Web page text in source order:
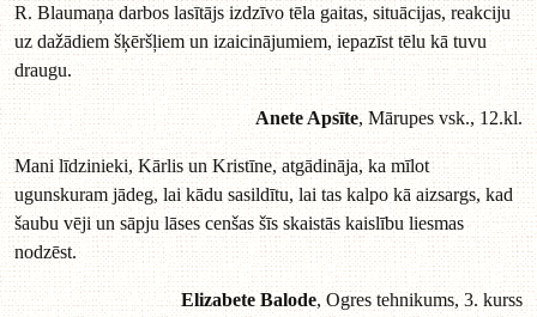
R. Blaumaņa darbos lasītājs izdzīvo tēla gaitas, situācijas, reakciju
uz dažādiem šķēršļiem un izaicinājumiem, iepazīst tēlu kā tuvu
draugu.
Anete Apsīte, Mārupes vsk., 12.kl.
Mani līdzinieki, Kārlis un Kristīne, atgādināja, ka mīlot
ugunskuram jādeg, lai kādu sasildītu, lai tas kalpo kā aizsargs, kad
šaubu vēji un sāpju lāses cenšas šīs skaistās kaislību liesmas
nodzēst.
Elizabete Balode, Ogres tehnikums, 3. kurss